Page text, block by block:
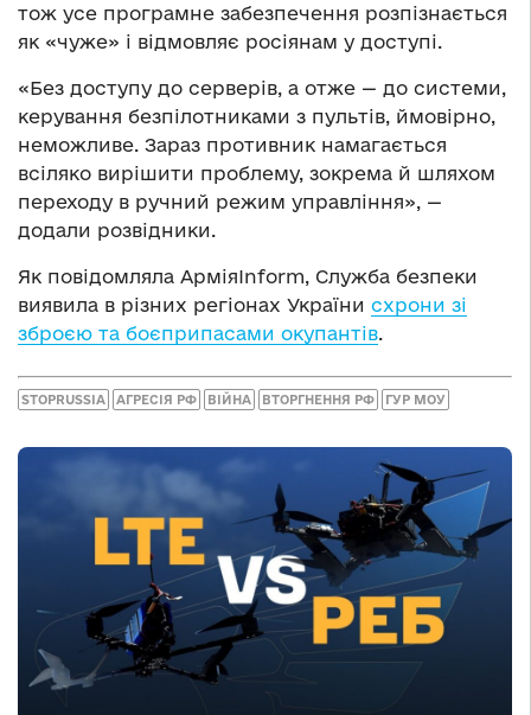
тож усе програмне забезпечення розпізнається
як «чуже» і відмовляє росіянам у доступі.
«Без доступу до серверів, а отже — до системи,
керування безпілотниками з пультів, ймовірно,
неможливе. Зараз противник намагається
всіляко вирішити проблему, зокрема й шляхом
переходу в ручний режим управління», —
додали розвідники.
Як повідомляла АрміяInform, Служба безпеки
виявила в різних регіонах України схрони зі
зброєю та боєприпасами окупантів.
STOPRUSSIA АГРЕСІЯ РФ ВІЙНА ВТОРГНЕННЯ РФ ГУР МОУ